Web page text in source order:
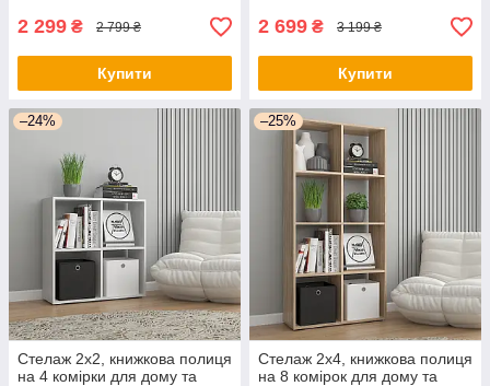
2 299 ₴ 2 799 ₴
Купити
2 699 ₴ 3 199 ₴
Купити
–24%
Стелаж 2х2, книжкова полиця
на 4 комірки для дому та
–25%
Стелаж 2х4, книжкова полиця
на 8 комірок для дому та